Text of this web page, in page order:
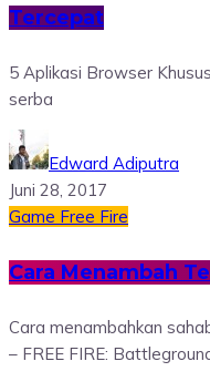
Tercepat
5 Aplikasi Browser
serba
Edward Adiputra
Juni 28, 2017
Game Free Fire
Cara Menambah
Cara menambahkan
– FREE FIRE: